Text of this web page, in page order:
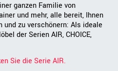
ganzen Familie von
und mehr, alle bereit, Ihnen
zu verschönern: Als ideale
der Serien AIR, CHOICE,
Sie die Serie AIR.